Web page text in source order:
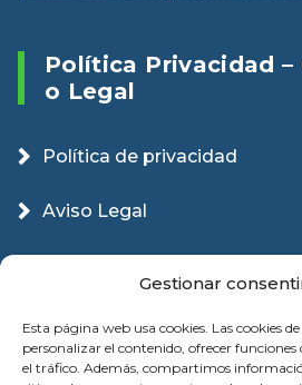
Gestionar
Esta página web usa cookies. Las cookies
personalizar el contenido, ofrecer funciones
el tráfico. Además, compartimos
Política Privacidad –
O Legal
Política de privacidad
Aviso Legal